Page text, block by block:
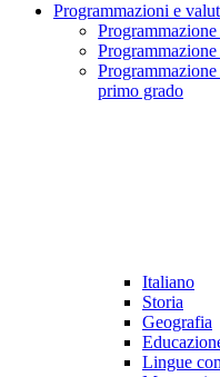
Programmazioni e
primo grado
Italiano
Storia
Geografia
Lingue